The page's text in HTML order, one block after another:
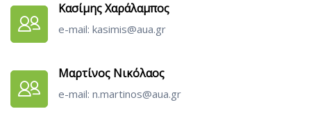
Κασίμης Χαράλαμπος
e-mail: kasimis@aua.gr
Μαρτίνος Νικόλαος
e-mail: n.martinos@aua.gr